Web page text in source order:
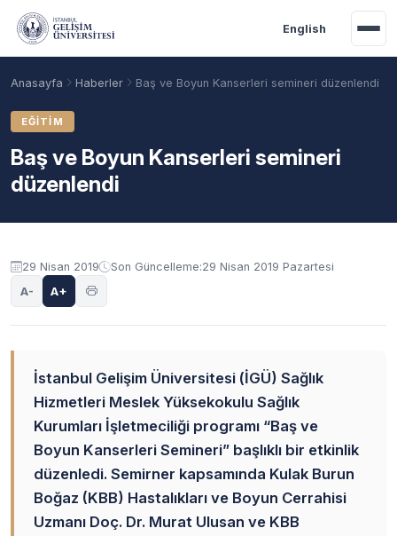
Ana içeriğe geç
English
Akademik Takvim
Anasayfa Haberler Baş ve Boyun Kanserleri semineri düzenlendi
EĞITIM
Baş ve Boyun Kanserleri semineri
düzenlendi
29 Nisan 2019 Son Güncelleme:29 Nisan 2019 Pazartesi
A- A+
İstanbul Gelişim Üniversitesi (İGÜ) Sağlık
Hizmetleri Meslek Yüksekokulu Sağlık
Kurumları İşletmeciliği programı “Baş ve
Boyun Kanserleri Semineri” başlıklı bir etkinlik
düzenledi. Semirner kapsamında Kulak Burun
Boğaz (KBB) Hastalıkları ve Boyun Cerrahisi
Uzmanı Doç. Dr. Murat Ulusan ve KBB